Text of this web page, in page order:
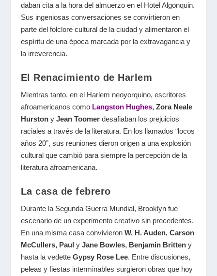
daban cita a la hora del almuerzo en el Hotel Algonquin.
Sus ingeniosas conversaciones se convirtieron en
parte del folclore cultural de la ciudad y alimentaron el
espíritu de una época marcada por la extravagancia y
la irreverencia.
El Renacimiento de Harlem
Mientras tanto, en el Harlem neoyorquino, escritores
afroamericanos como Langston Hughes, Zora Neale
Hurstony Jean Toomerdesafiaban los prejuicios
raciales a través de la literatura. En los llamados “locos
años 20”, sus reuniones dieron origen a una explosión
cultural que cambió para siempre la percepción de la
literatura afroamericana.
La casa de febrero
Durante la Segunda Guerra Mundial, Brooklyn fue
escenario de un experimento creativo sin precedentes.
En una misma casa convivieron W. H. Auden, Carson
McCullers, Paul y Jane Bowles, Benjamin Britteny
hasta la vedette Gypsy Rose Lee. Entre discusiones,
peleas y fiestas interminables surgieron obras que hoy